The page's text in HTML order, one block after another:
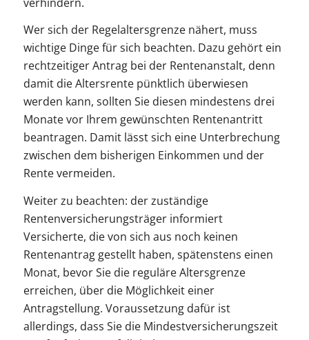
Wer sich der Regelaltersgrenze nähert, muss
wichtige Dinge für sich beachten. Dazu gehört ein
rechtzeitiger Antrag bei der Rentenanstalt, denn
damit die Altersrente pünktlich überwiesen
werden kann, sollten Sie diesen mindestens drei
Monate vor Ihrem gewünschten Rentenantritt
beantragen. Damit lässt sich eine Unterbrechung
zwischen dem bisherigen Einkommen und der
Rente vermeiden.
Weiter zu beachten: der zuständige
Rentenversicherungsträger informiert
Versicherte, die von sich aus noch keinen
Rentenantrag gestellt haben, spätenstens einen
Monat, bevor Sie die reguläre Altersgrenze
erreichen, über die Möglichkeit einer
Antragstellung. Voraussetzung dafür ist
allerdings, dass Sie die Mindestversicherungszeit